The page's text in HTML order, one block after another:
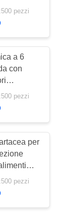
18
11
di
pezzi
a 6
con
pezzi
per
per
pezzi